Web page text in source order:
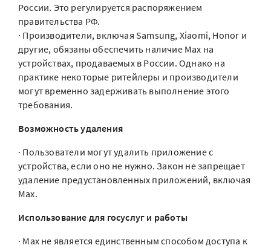
России. Это регулируется распоряжением
правительства РФ.
· Производители, включая Samsung, Xiaomi, Honor и
другие, обязаны обеспечить наличие Max на
устройствах, продаваемых в России. Однако на
практике некоторые ритейлеры и производители
могут временно задерживать выполнение этого
требования.
Возможность удаления
· Пользователи могут удалить приложение с
устройства, если оно не нужно. Закон не запрещает
удаление предустановленных приложений, включая
Max.
Использование для госуслуг и работы
· Max не является единственным способом доступа к